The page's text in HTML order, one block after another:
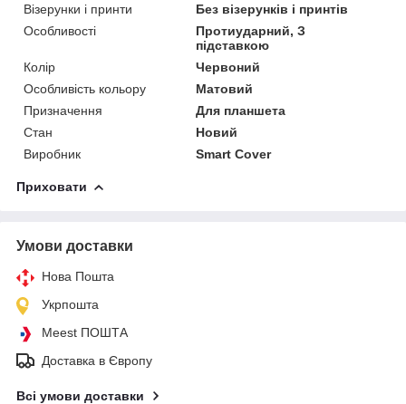
Візерунки і принти
Без візерунків і принтів
Особливості
Протиударний, З
підставкою
Колір
Червоний
Особливість кольору
Матовий
Призначення
Для планшета
Стан
Новий
Виробник
Smart Cover
Приховати
Умови доставки
Нова Пошта
Укрпошта
Meest ПОШТА
Доставка в Європу
Всі умови доставки